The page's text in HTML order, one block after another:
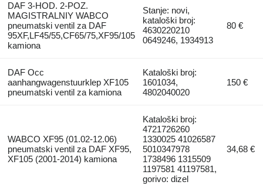
DAF 3-HOD. 2-POZ.
MAGISTRALNIY WABCO
pneumatski ventil za DAF
95XF,LF45/55,CF65/75,XF95/105
kamiona
Stanje: novi,
kataloški broj:
4630220210
0649246, 1934913
80 €
DAF Occ
aanhangwagenstuurklep XF105
pneumatski ventil za kamiona
Kataloški broj:
1601034,
4802040020
150 €
WABCO XF95 (01.02-12.06)
pneumatski ventil za DAF XF95,
XF105 (2001-2014) kamiona
Kataloški broj:
4721726260
1330025 41026587
5010347978
1738496 1315509
1197581 41197581,
gorivo: dizel
34,68 €